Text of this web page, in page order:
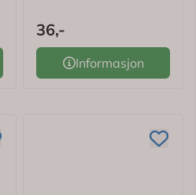
36,-
Informasjon